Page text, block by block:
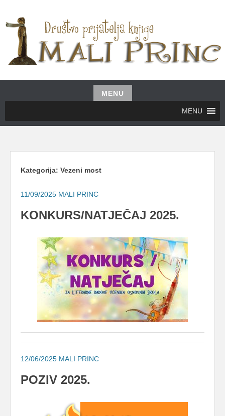
content
MALI PRINC
MENU
to
MENU
Kategorija: Vezeni most
11/09/2025 MALI PRINC
KONKURS/NATJEČAJ 2025.
12/06/2025 MALI PRINC
POZIV 2025.